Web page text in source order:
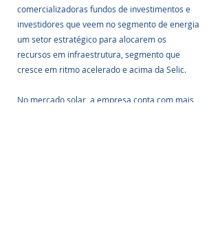
comercializadoras fundos de investimentos e
investidores que veem no segmento de energia
um setor estratégico para alocarem os
recursos em infraestrutura, segmento que
cresce em ritmo acelerado e acima da Selic.
No mercado solar, a empresa conta com mais